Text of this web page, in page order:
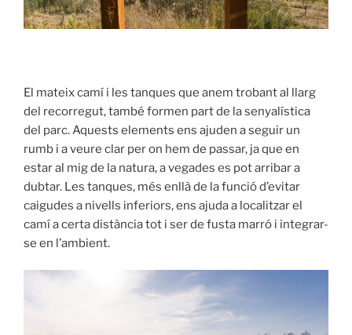
El mateix camí i les tanques que anem trobant al llarg
del recorregut, també formen part de la senyalística
del parc. Aquests elements ens ajuden a seguir un
rumb i a veure clar per on hem de passar, ja que en
estar al mig de la natura, a vegades es pot arribar a
dubtar. Les tanques, més enllà de la funció d’evitar
caigudes a nivells inferiors, ens ajuda a localitzar el
camí a certa distància tot i ser de fusta marró i integrar-
se en l’ambient.